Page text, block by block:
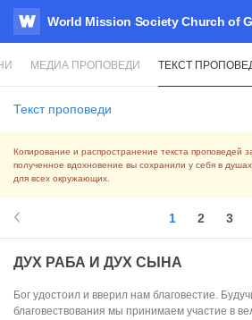
WATV
World Mission Society Church of
МЕДИА ПРОПОВЕДИ ТЕКСТ
Текст проповеди
Копирование и распространение текста
полученное вдохновение вы сохранили у себя в
для всех окружающих.
1 2 3
ДУХ РАБА И ДУХ СЫНА
Бог удостоил и вверил нам благовестие.
благовествования мы принимаем участие в